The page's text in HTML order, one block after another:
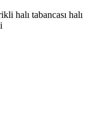
halı tabancası halı